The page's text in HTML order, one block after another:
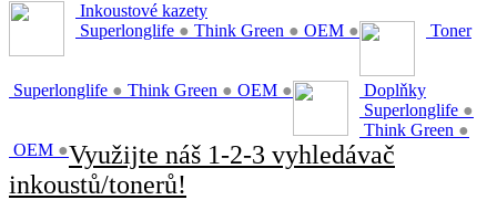
Inkoustové kazety
Superlonglife ● Think Green ● OEM ● Toner
Superlonglife ● Think Green ● OEM ●
Doplňky
Superlonglife ●
Think Green ●
OEM ●Využijte náš 1-2-3 vyhledávač
inkoustů/tonerů!